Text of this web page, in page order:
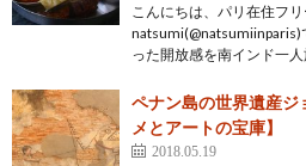
こんにちは、パリ在住フ
natsumi(@natsumiinparis)
った開放感を南インド一
ペナン島の世界遺産ジ
メとアートの宝庫】
2018.05.19